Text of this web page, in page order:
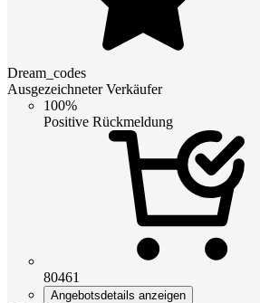
Dream_codes
Ausgezeichneter Verkäufer
100%
Positive Rückmeldung
80461
Angebotsdetails anzeigen